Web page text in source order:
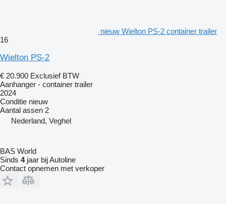
nieuw Wielton PS-2 container trailer
16
Wielton PS-2
€ 20.900 Exclusief BTW
Aanhanger - container trailer
2024
Conditie nieuw
Aantal assen 2
Nederland, Veghel
BAS World
Sinds 4jaar bij Autoline
Contact opnemen met verkoper